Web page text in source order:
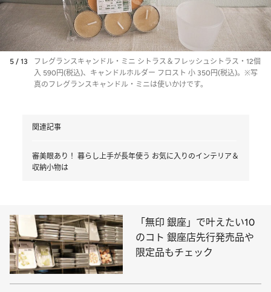
5 / 13
フレグランスキャンドル・ミニ シトラス＆フレッシュシトラス・12個
入 590円(税込)、キャンドルホルダー フロスト 小 350円(税込)。※写
真のフレグランスキャンドル・ミニは使いかけです。
関連記事
審美眼あり！ 暮らし上手が長年使う お気に入りのインテリア＆
収納小物は
「無印 銀座」で叶えたい10
のコト 銀座店先行発売品や
限定品もチェック